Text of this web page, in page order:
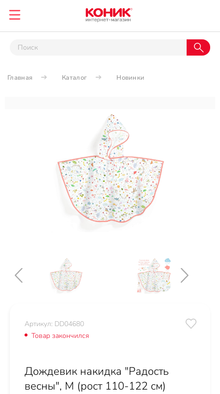
Главная Каталог Новинки
Артикул: DD04680
Товар закончился
Дождевик накидка "Радость
весны", M (рост 110-122 см)